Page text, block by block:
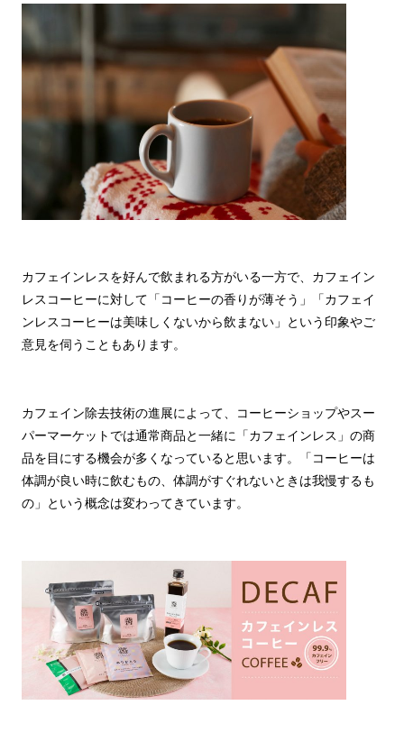
カフェインレスを好んで飲まれる方がいる一方で、カフェイン
レスコーヒーに対して「コーヒーの香りが薄そう」「カフェイ
ンレスコーヒーは美味しくないから飲まない」という印象やご
意見を伺うこともあります。
カフェイン除去技術の進展によって、コーヒーショップやスー
パーマーケットでは通常商品と一緒に「カフェインレス」の商
品を目にする機会が多くなっていると思います。「コーヒーは
体調が良い時に飲むもの、体調がすぐれないときは我慢するも
の」という概念は変わってきています。